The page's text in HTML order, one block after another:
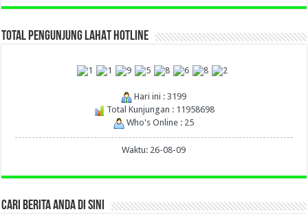
TOTAL PENGUNJUNG LAHAT HOTLINE
Hari ini : 3199
Total Kunjungan : 11958698
Who's Online : 25
Waktu: 26-08-09
CARI BERITA ANDA DI SINI